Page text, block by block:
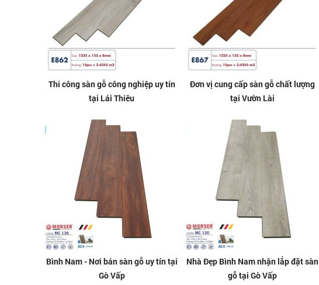
Thi công sàn gỗ công nghiệp uy tín
tại Lái Thiêu
Đơn vị cung cấp sàn gỗ chất lượng
tại Vườn Lài
Bình Nam - Nơi bán sàn gỗ uy tín tại
Gò Vấp
Nhà Đẹp Bình Nam nhận lắp đặt sàn
gỗ tại Gò Vấp